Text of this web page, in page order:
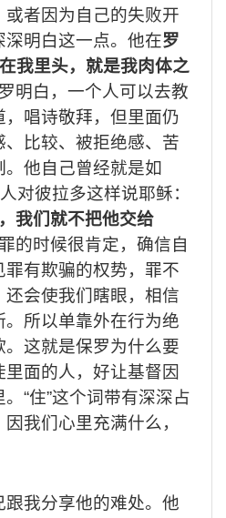
者因为自己的失败开
明白这一点。他在罗
我里头，就是我肉体之
明白，一个人可以去教
唱诗敬拜，但里面仍
比较、被拒绝感、苦
他自己曾经就是如
对彼拉多这样说耶稣：
我们就不把他交给
的时候很肯定，确信自
罪有欺骗的权势，罪不
会使我们瞎眼，相信
。所以单靠外在行为绝
这就是保罗为什么要
面的人，好让基督因
“住”这个词带有深深占
我们心里充满什么，
我分享他的难处。他